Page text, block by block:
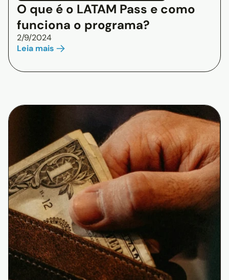
O que é o LATAM Pass e como
funciona o programa?
2/9/2024
Leia mais